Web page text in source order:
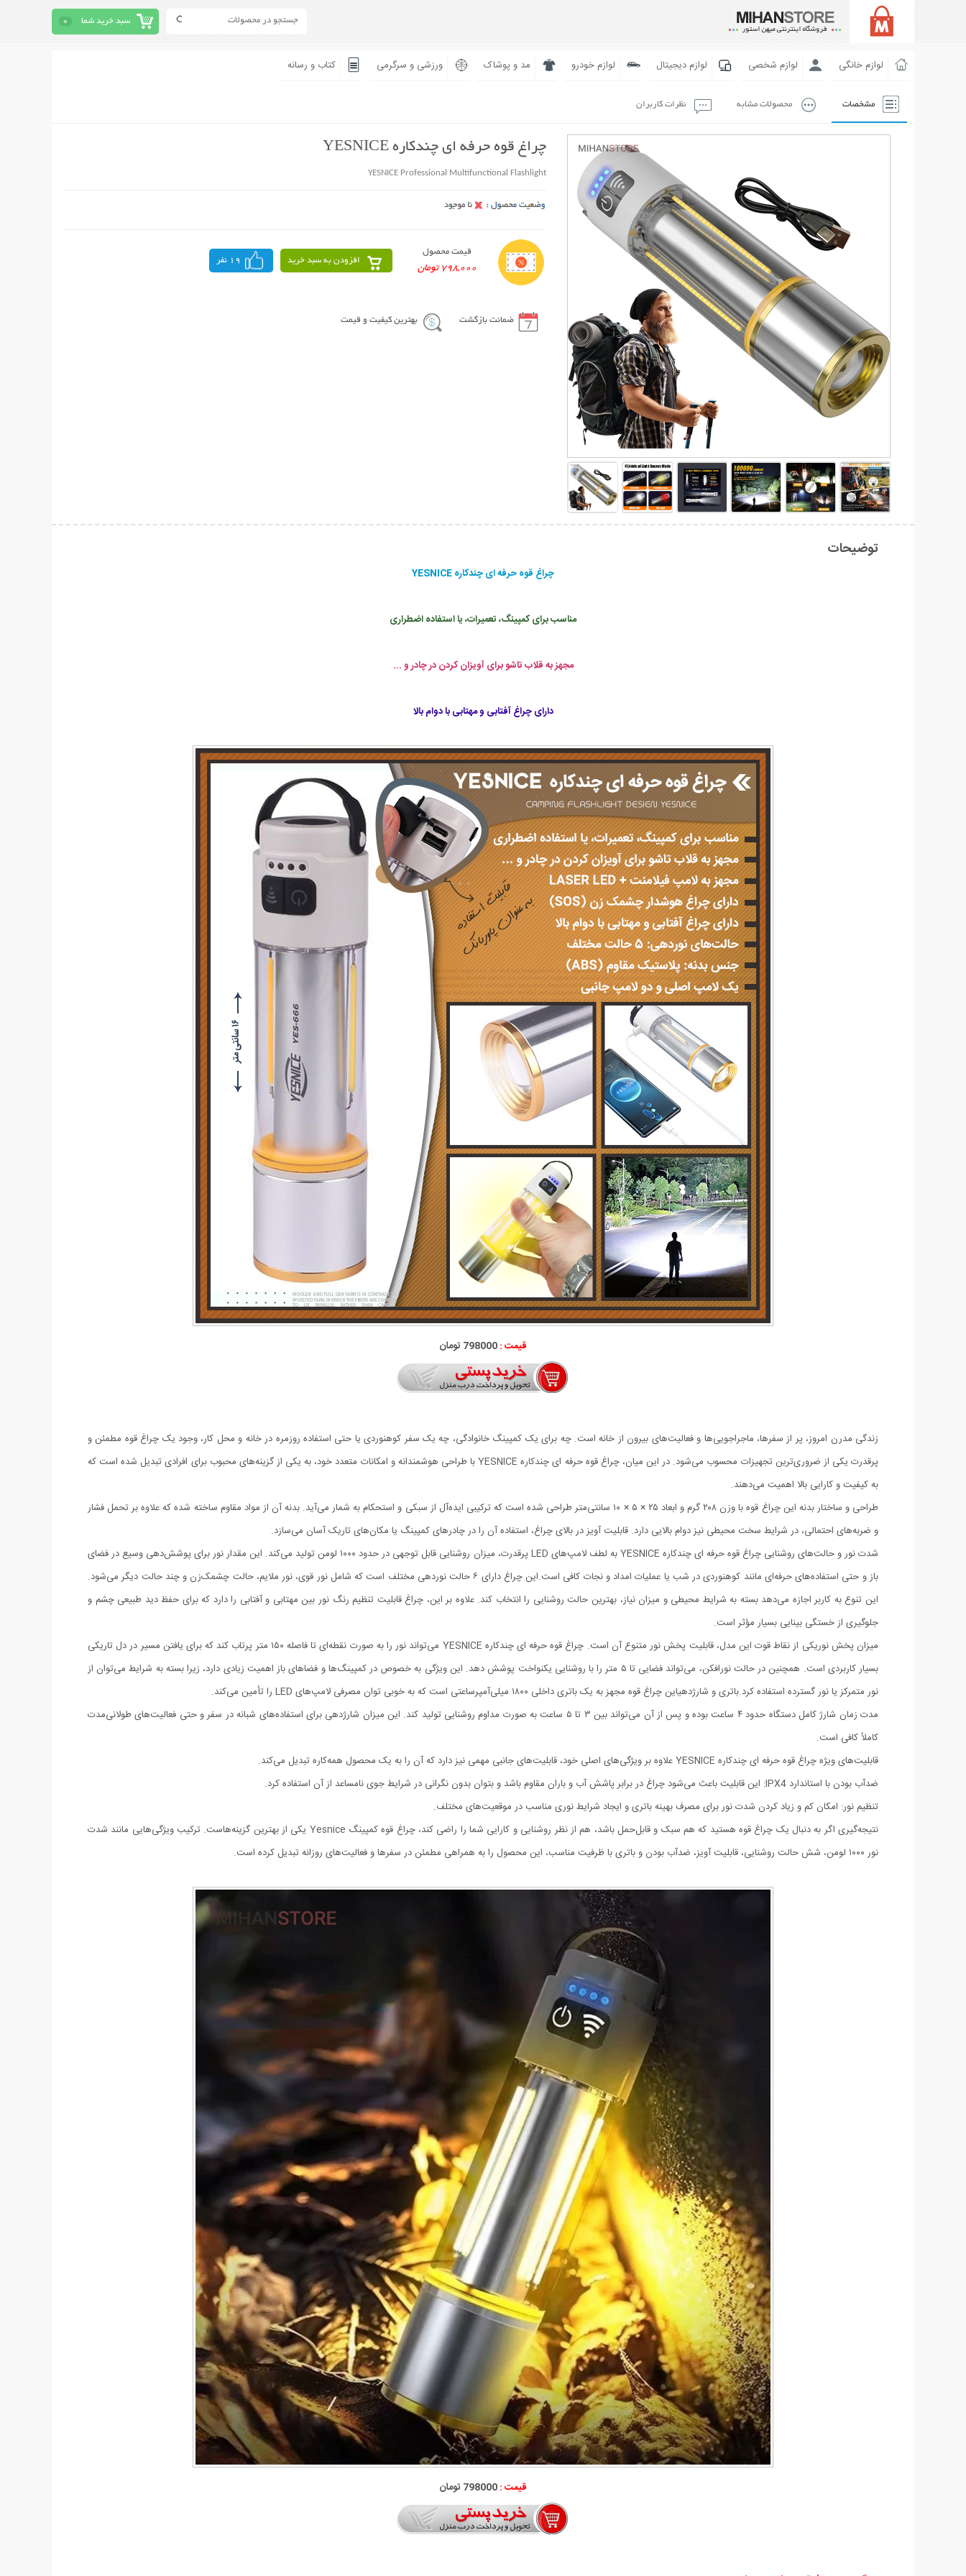
سبد خرید شما 0
لوازم خانگی لوازم شخصی لوازم دیجیتال لوازم خودرو مد و پوشاک ورزشی و سرگرمی کتاب و رسانه
مشخصات محصولات مشابه نظرات کاربران
چراغ قوه حرفه ای چندکاره YESNICE
YESNICE Professional Multifunctional Flashlight
قیمت محصول
798,000 تومان
افزودن به سبد خرید 19 نفر
ضمانت بازگشت بهترین کیفیت و قیمت
توضیحات
چراغ قوه حرفه ای چندکاره YESNICE
مناسب برای کمپینگ، تعمیرات، یا استفاده اضطراری
مجهز به قلاب تاشو برای آویزان کردن در چادر و ...
دارای چراغ آفتابی و مهتابی با دوام بالا
قیمت :798000 تومان
زندگی مدرن امروز، پر از سفرها، ماجراجویی‌ها و فعالیت‌های بیرون از خانه است. چه برای یک کمپینگ خانوادگی، چه یک سفر کوهنوردی یا حتی استفاده روزمره در خانه و محل کار، وجود یک چراغ قوه مطمئن و
پرقدرت یکی از ضروری‌ترین تجهیزات محسوب می‌شود. در این میان، چراغ قوه حرفه ای چندکاره YESNICE با طراحی هوشمندانه و امکانات متعدد خود، به یکی از گزینه‌های محبوب برای افرادی تبدیل شده است که
به کیفیت و کارایی بالا اهمیت می‌دهند.
طراحی و ساختار بدنه این چراغ قوه با وزن ۲۰۸ گرم و ابعاد ۲۵ × ۵ × ۱۰ سانتی‌متر طراحی شده است که ترکیبی ایده‌آل از سبکی و استحکام به شمار می‌آید. بدنه آن از مواد مقاوم ساخته شده که علاوه بر تحمل فشار
و ضربه‌های احتمالی، در شرایط سخت محیطی نیز دوام بالایی دارد. قابلیت آویز در بالای چراغ، استفاده آن را در چادرهای کمپینگ یا مکان‌های تاریک آسان می‌سازد.
شدت نور و حالت‌های روشنایی چراغ قوه حرفه ای چندکاره YESNICE به لطف لامپ‌های LED پرقدرت، میزان روشنایی قابل توجهی در حدود ۱۰۰۰ لومن تولید می‌کند. این مقدار نور برای پوشش‌دهی وسیع در فضای
باز و حتی استفاده‌های حرفه‌ای مانند کوهنوردی در شب یا عملیات امداد و نجات کافی است.این چراغ دارای ۶ حالت نوردهی مختلف است که شامل نور قوی، نور ملایم، حالت چشمک‌زن و چند حالت دیگر می‌شود.
این تنوع به کاربر اجازه می‌دهد بسته به شرایط محیطی و میزان نیاز، بهترین حالت روشنایی را انتخاب کند. علاوه بر این، چراغ قابلیت تنظیم رنگ نور بین مهتابی و آفتابی را دارد که برای حفظ دید طبیعی چشم و
جلوگیری از خستگی بینایی بسیار مؤثر است.
میزان پخش نوریکی از نقاط قوت این مدل، قابلیت پخش نور متنوع آن است. چراغ قوه حرفه ای چندکاره YESNICE می‌تواند نور را به صورت نقطه‌ای تا فاصله ۱۵۰ متر پرتاب کند که برای یافتن مسیر در دل تاریکی
بسیار کاربردی است. همچنین در حالت نورافکن، می‌تواند فضایی تا ۵ متر را با روشنایی یکنواخت پوشش دهد. این ویژگی به خصوص در کمپینگ‌ها و فضاهای باز اهمیت زیادی دارد، زیرا بسته به شرایط می‌توان از
نور متمرکز یا نور گسترده استفاده کرد.باتری و شارژدهیاین چراغ قوه مجهز به یک باتری داخلی ۱۸۰۰ میلی‌آمپرساعتی است که به خوبی توان مصرفی لامپ‌های LED را تأمین می‌کند.
مدت زمان شارژ کامل دستگاه حدود ۴ ساعت بوده و پس از آن می‌تواند بین ۳ تا ۵ ساعت به صورت مداوم روشنایی تولید کند. این میزان شارژدهی برای استفاده‌های شبانه در سفر و حتی فعالیت‌های طولانی‌مدت
کاملاً کافی است.
قابلیت‌های ویژه چراغ قوه حرفه ای چندکاره YESNICE علاوه بر ویژگی‌های اصلی خود، قابلیت‌های جانبی مهمی نیز دارد که آن را به یک محصول همه‌کاره تبدیل می‌کند.
ضدآب بودن با استاندارد IPX4: این قابلیت باعث می‌شود چراغ در برابر پاشش آب و باران مقاوم باشد و بتوان بدون نگرانی در شرایط جوی نامساعد از آن استفاده کرد.
تنظیم نور: امکان کم و زیاد کردن شدت نور برای مصرف بهینه باتری و ایجاد شرایط نوری مناسب در موقعیت‌های مختلف.
نتیجه‌گیری اگر به دنبال یک چراغ قوه هستید که هم سبک و قابل‌حمل باشد، هم از نظر روشنایی و کارایی شما را راضی کند، چراغ قوه کمپینگ Yesnice یکی از بهترین گزینه‌هاست. ترکیب ویژگی‌هایی مانند شدت
نور ۱۰۰۰ لومن، شش حالت روشنایی، قابلیت آویز، ضدآب بودن و باتری با ظرفیت مناسب، این محصول را به همراهی مطمئن در سفرها و فعالیت‌های روزانه تبدیل کرده است.
قیمت :798000 تومان